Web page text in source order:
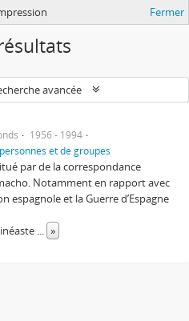
Fermer
avancée
1956 - 1994
et de groupes
par de la correspondance
Notamment en rapport avec
espagnole et la Guerre d’Espagne
... »